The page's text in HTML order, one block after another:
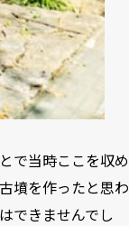
で当時ここを収め
墳を作ったと思わ
できませんでし